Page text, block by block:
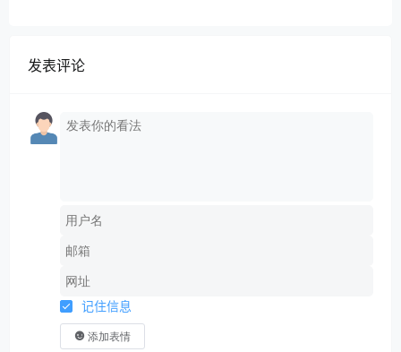
发表评论
记住信息
添加表情